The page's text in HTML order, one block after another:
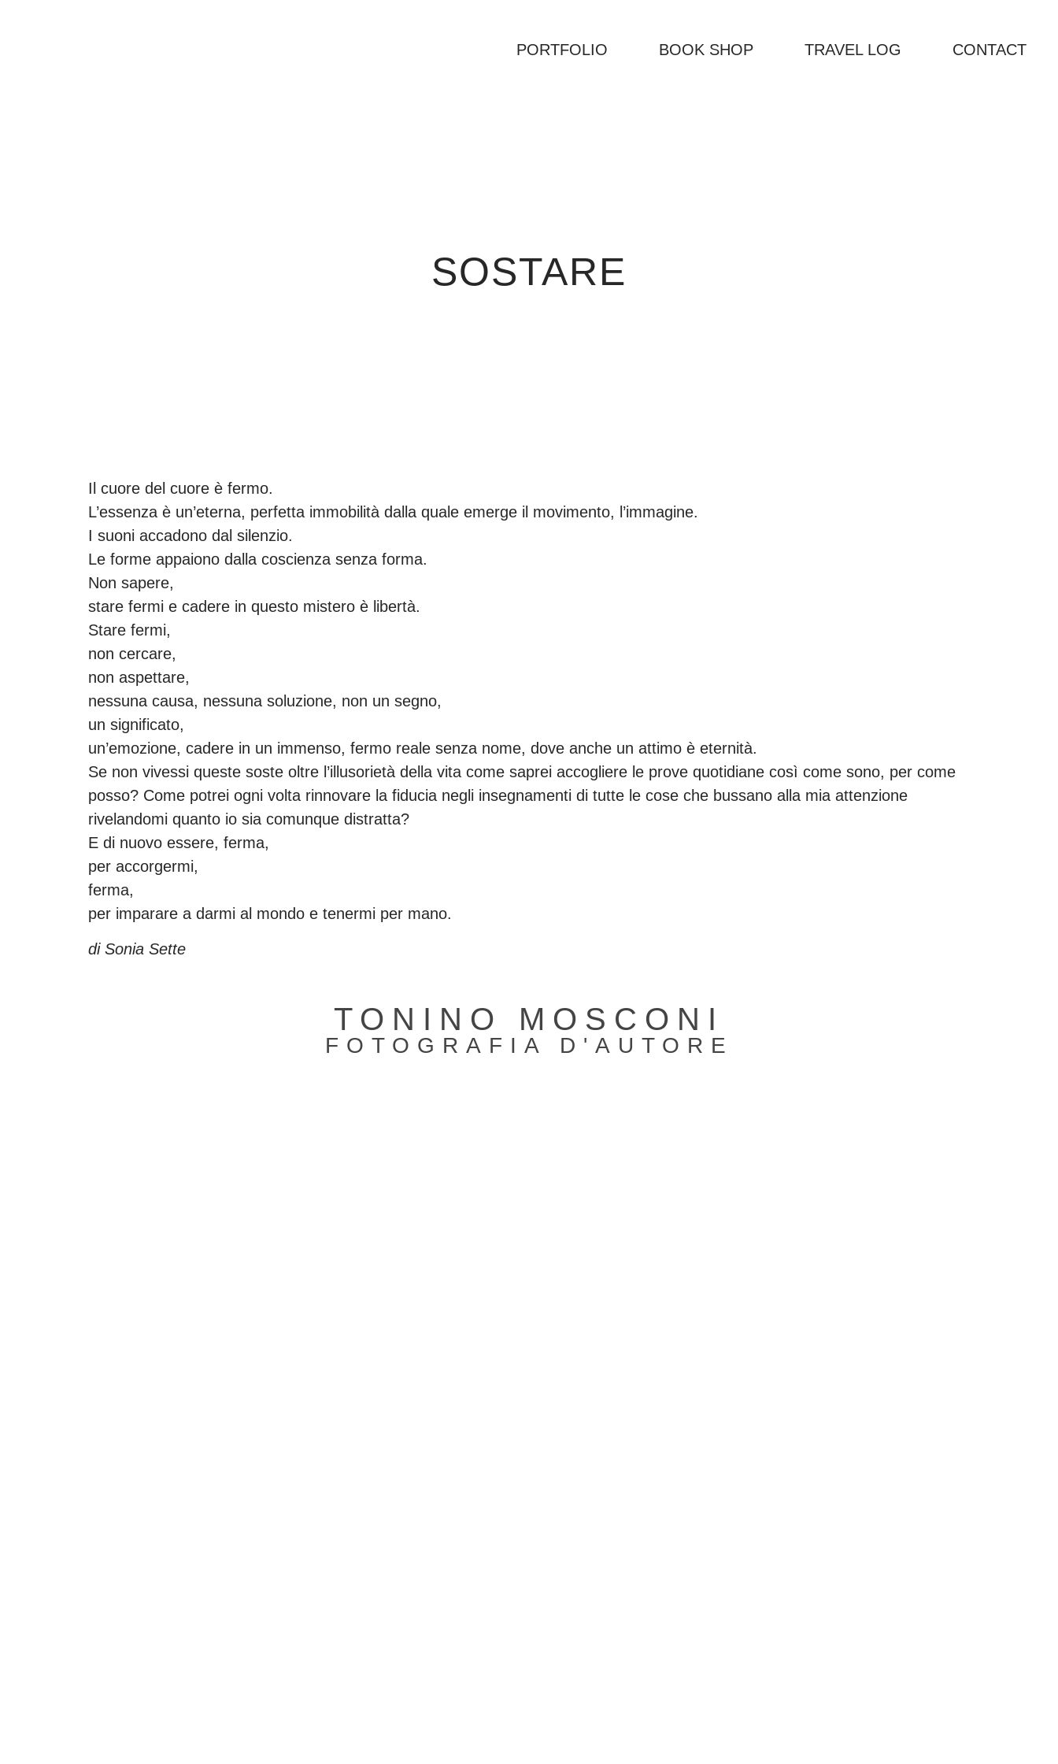
PORTFOLIO BOOK SHOP TRAVEL LOG CONTACT
SOSTARE
Il cuore del cuore è fermo.
L’essenza è un’eterna, perfetta immobilità dalla quale emerge il movimento, l’immagine.
I suoni accadono dal silenzio.
Le forme appaiono dalla coscienza senza forma.
Non sapere,
stare fermi e cadere in questo mistero è libertà.
Stare fermi,
non cercare,
non aspettare,
nessuna causa, nessuna soluzione, non un segno,
un significato,
un’emozione, cadere in un immenso, fermo reale senza nome, dove anche un attimo è eternità.
Se non vivessi queste soste oltre l’illusorietà della vita come saprei accogliere le prove quotidiane così come sono, per come
posso? Come potrei ogni volta rinnovare la fiducia negli insegnamenti di tutte le cose che bussano alla mia attenzione
rivelandomi quanto io sia comunque distratta?
E di nuovo essere, ferma,
per accorgermi,
ferma,
per imparare a darmi al mondo e tenermi per mano.
di Sonia Sette
TONINO MOSCONI
FOTOGRAFIA D'AUTORE